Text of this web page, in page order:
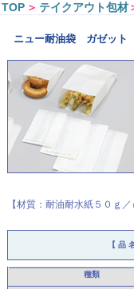
TOP ＞ テイクアウト包材
ニュー耐油袋 ガゼット
【材質：耐油耐水紙５０ｇ／
【 品
種類